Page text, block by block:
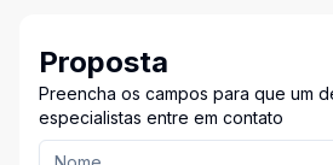
Proposta
Preencha os campos para que um
especialistas entre em contato